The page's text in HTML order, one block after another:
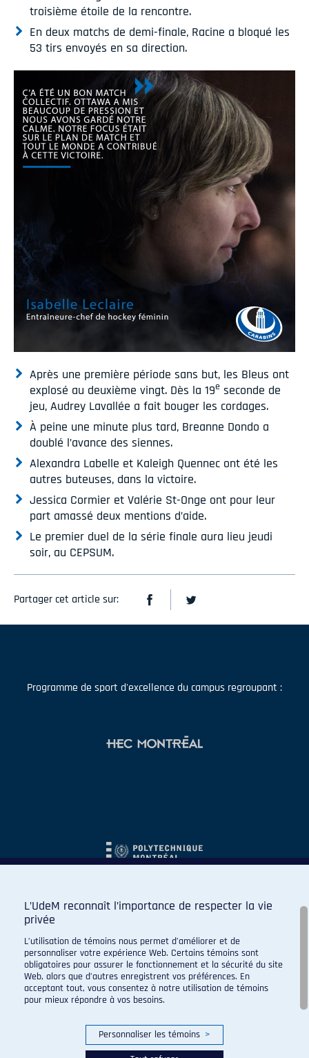
troisième étoile de la rencontre.
En deux matchs de demi-finale, Racine a bloqué les
53 tirs envoyés en sa direction.
Après une première période sans but, les Bleus ont
explosé au deuxième vingt. Dès la 19eseconde de
jeu, Audrey Lavallée a fait bouger les cordages.
À peine une minute plus tard, Breanne Dondo a
doublé l’avance des siennes.
Alexandra Labelle et Kaleigh Quennec ont été les
autres buteuses, dans la victoire.
Jessica Cormier et Valérie St-Onge ont pour leur
part amassé deux mentions d’aide.
Le premier duel de la série finale aura lieu jeudi
soir, au CEPSUM.
Partager cet article sur:
Programme de sport d'excellence du campus regroupant :
L’UdeM reconnaît l’importance de respecter la vie
privée
L’utilisation de témoins nous permet d’améliorer et de
personnaliser votre expérience Web. Certains témoins sont
obligatoires pour assurer le fonctionnement et la sécurité du site
Web, alors que d’autres enregistrent vos préférences. En
acceptant tout, vous consentez à notre utilisation de témoins
pour mieux répondre à vos besoins.
Personnaliser les témoins >